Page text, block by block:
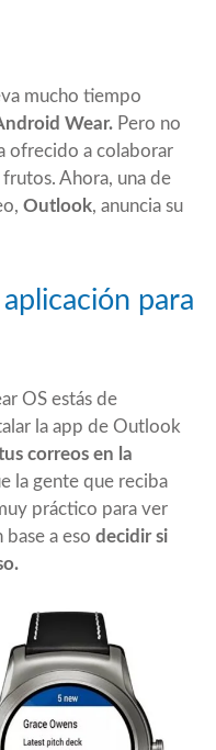
mucho tiempo
Wear. Pero no
ofrecido a colaborar
Ahora, una de
Outlook, anuncia su
para
OS estás de
la app de Outlook
correos en la
la gente que reciba
práctico para ver
a eso decidir si